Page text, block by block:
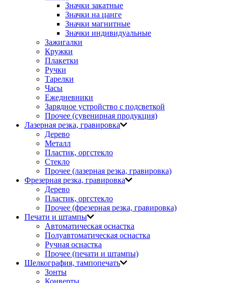
Значки закатные
Значки на цанге
Значки магнитные
Значки индивидуальные
Зажигалки
Кружки
Плакетки
Ручки
Тарелки
Часы
Ежедневники
Зарядное устройство с подсветкой
Прочее (сувенирная продукция)
Лазерная резка, гравировка
Дерево
Металл
Пластик, оргстекло
Стекло
Прочее (лазерная резка, гравировка)
Фрезерная резка, гравировка
Дерево
Пластик, оргстекло
Прочее (фрезерная резка, гравировка)
Печати и штампы
Автоматическая оснастка
Полуавтоматическая оснастка
Ручная оснастка
Прочее (печати и штампы)
Шелкография, тампопечать
Зонты
Конверты